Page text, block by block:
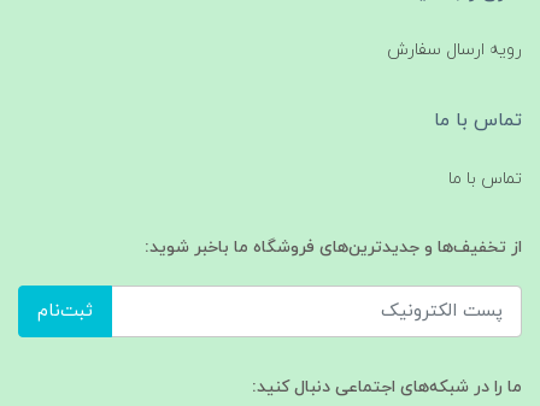
رویه ارسال سفارش
تماس با ما
تماس با ما
از تخفیف‌ها و جدیدترین‌های فروشگاه ما باخبر شوید:
ثبت‌نام
ما را در شبکه‌های اجتماعی دنبال کنید: